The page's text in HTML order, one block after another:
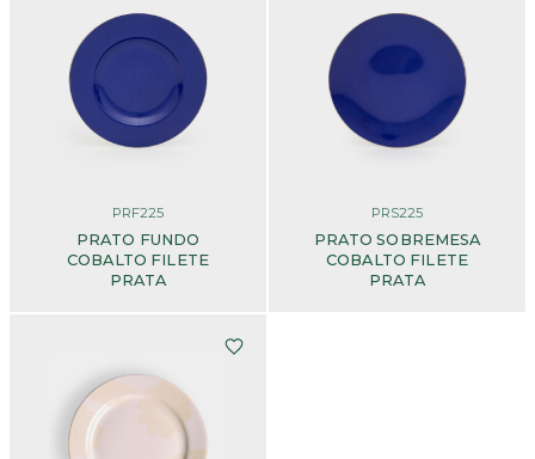
PRF225
PRATO FUNDO
COBALTO FILETE
PRATA
PRS225
PRATO SOBREMESA
COBALTO FILETE
PRATA